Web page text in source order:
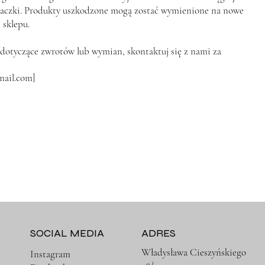
Produkty uszkodzone mogą zostać wymienione na nowe
zwrotów lub wymian, skontaktuj się z nami za
]
ADRES
Władysława Cieszyńskiego
SOCIAL MEDIA
Instagram